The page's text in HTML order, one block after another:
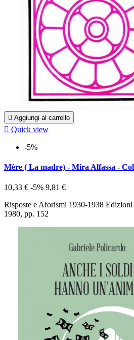
 Aggiungi al carrello
 Quick view
-5%
Mère ( La madre) - Mira Alfassa -
10,33 € -5% 9,81 €
Risposte e Aforismi 1930-1938
1980, pp. 152